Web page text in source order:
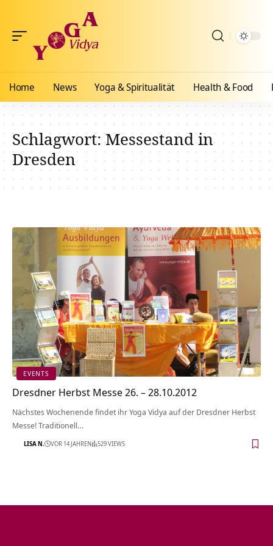
Home News Yoga & Spiritualität Health & Food
Schlagwort:Messestand in
Dresden
EVENTS
Dresdner Herbst Messe 26. – 28.10.2012
Nächstes Wochenende findet ihr Yoga Vidya auf der Dresdner Herbst
Messe! Traditionell…
LISA N. VOR 14 JAHREN 529 VIEWS